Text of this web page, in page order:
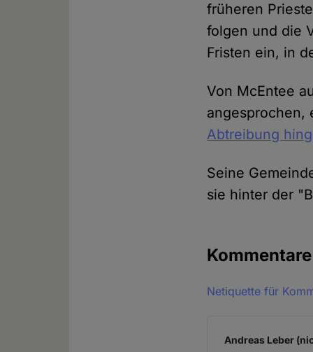
früheren
folgen und die
Fristen ein, in
Von McEntee
angesprochen,
Abtreibung
Seine
sie hinter der
Kommentare
Netiquette für
Andreas Leber